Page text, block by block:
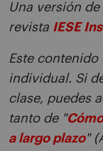
Una versión
revista IESE
Este contenido
individual. Si
clase, puedes
tanto de "
a largo plazo"